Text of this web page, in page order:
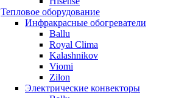
Тепловое оборудование
Инфракрасные обогреватели
Ballu
Royal Clima
Kalashnikov
Viomi
Zilon
Электрические конвекторы